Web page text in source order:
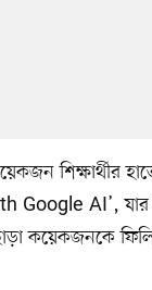
শিক্ষার্থীর হাতে
Google AI’,
কয়েকজনকে